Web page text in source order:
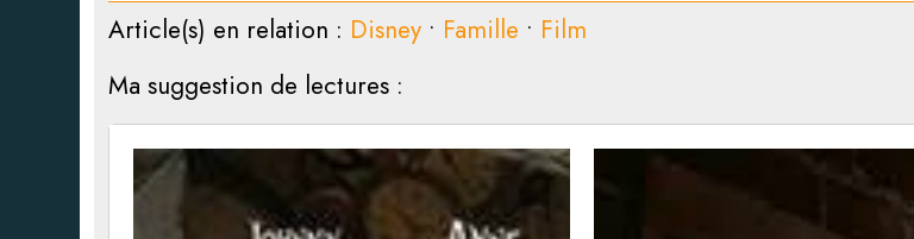
Article(s) en relation : Disney • Famille • Film
Ma suggestion de lectures :